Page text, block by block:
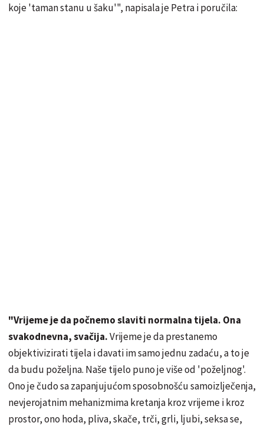
koje 'taman stanu u šaku'", napisala je Petra i poručila:
"Vrijeme je da počnemo slaviti normalna tijela. Ona
svakodnevna, svačija.Vrijeme je da prestanemo
objektivizirati tijela i davati im samo jednu zadaću, a to je
da budu poželjna. Naše tijelo puno je više od 'poželjnog'.
Ono je čudo sa zapanjujućom sposobnošću samoizlječenja,
nevjerojatnim mehanizmima kretanja kroz vrijeme i kroz
prostor, ono hoda, pliva, skače, trči, grli, ljubi, seksa se,